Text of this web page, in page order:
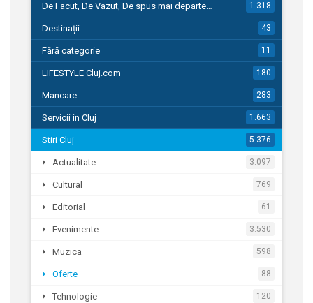
De Facut, De Vazut, De spus mai departe… 1.318
Destinații 43
Fără categorie 11
LIFESTYLE Cluj.com 180
Mancare 283
Servicii in Cluj 1.663
Stiri Cluj 5.376
Actualitate 3.097
Cultural 769
Editorial 61
Evenimente 3.530
Muzica 598
Oferte 88
Tehnologie 120